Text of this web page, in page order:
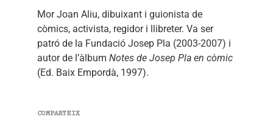
Mor Joan Aliu, dibuixant i guionista de
còmics, activista, regidor i llibreter. Va ser
patró de la Fundació Josep Pla (2003-2007) i
autor de l’àlbum Notes de Josep Pla en còmic
(Ed. Baix Empordà, 1997).
COMPARTEIX